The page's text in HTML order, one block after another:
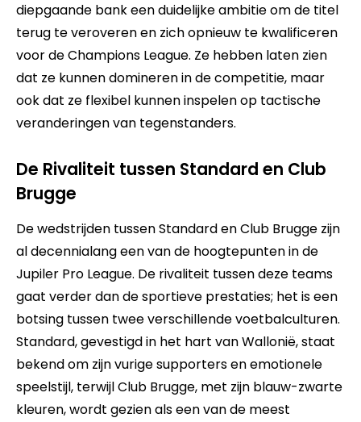
diepgaande bank een duidelijke ambitie om de titel
terug te veroveren en zich opnieuw te kwalificeren
voor de Champions League. Ze hebben laten zien
dat ze kunnen domineren in de competitie, maar
ook dat ze flexibel kunnen inspelen op tactische
veranderingen van tegenstanders.
De Rivaliteit tussen Standard en Club
Brugge
De wedstrijden tussen Standard en Club Brugge zijn
al decennialang een van de hoogtepunten in de
Jupiler Pro League. De rivaliteit tussen deze teams
gaat verder dan de sportieve prestaties; het is een
botsing tussen twee verschillende voetbalculturen.
Standard, gevestigd in het hart van Wallonië, staat
bekend om zijn vurige supporters en emotionele
speelstijl, terwijl Club Brugge, met zijn blauw-zwarte
kleuren, wordt gezien als een van de meest